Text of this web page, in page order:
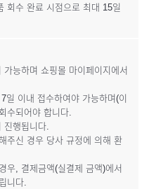
회수 완료 시점으로 최대 15일
능하며 쇼핑몰 마이페이지에서
이내 접수하여야 가능하며(이
수되어야 합니다.
진행됩니다.
주신 경우 당사 규정에 의해 환
우, 결제금액(실결제 금액)에서
니다.